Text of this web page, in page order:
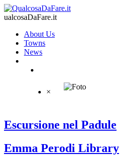
ualcosaDaFare.it
About Us
Towns
News
×
Escursione nel Padule
Emma Perodi Library